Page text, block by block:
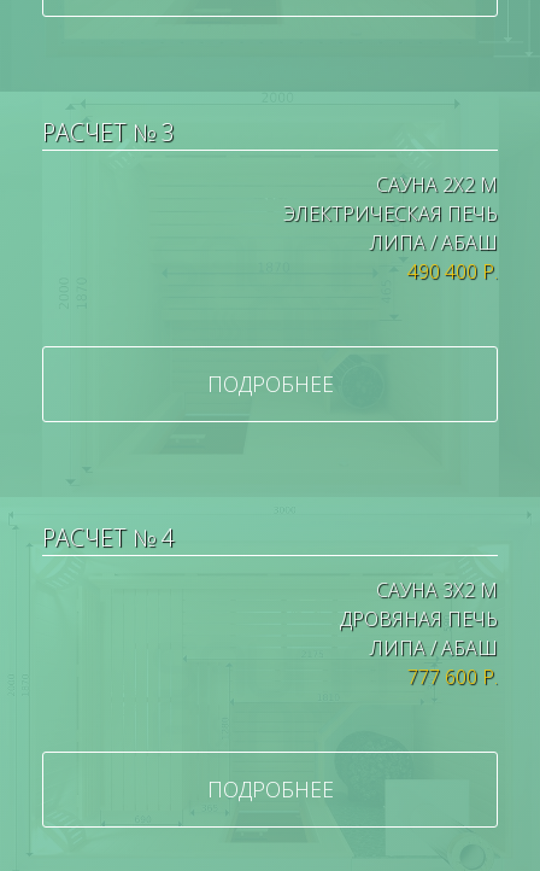
РАСЧЕТ № 3
САУНА 2Х2 М
ЭЛЕКТРИЧЕСКАЯ ПЕЧЬ
ЛИПА / АБАШ
490 400 Р.
ПОДРОБНЕЕ
РАСЧЕТ № 4
САУНА 3Х2 М
ДРОВЯНАЯ ПЕЧЬ
ЛИПА / АБАШ
777 600 Р.
ПОДРОБНЕЕ